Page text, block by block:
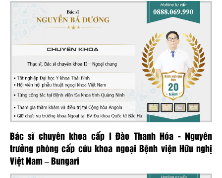
Bác sĩ chuyên khoa cấp I Đào Thanh Hóa - Nguyên
trưởng phòng cấp cứu khoa ngoại Bệnh viện Hữu nghị
Việt Nam – Bungari